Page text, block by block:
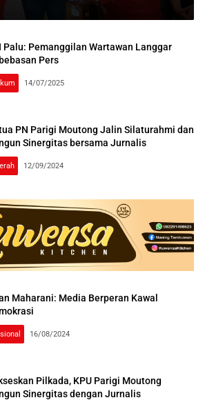
Palu: Pemanggilan Wartawan Langgar
Pers
14/07/2025
PN Parigi Moutong Jalin Silaturahmi dan
Sinergitas bersama Jurnalis
12/09/2024
Maharani: Media Berperan Kawal
16/08/2024
Pilkada, KPU Parigi Moutong
Sinergitas dengan Jurnalis